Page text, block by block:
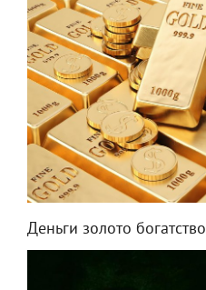
Деньги золото богатство